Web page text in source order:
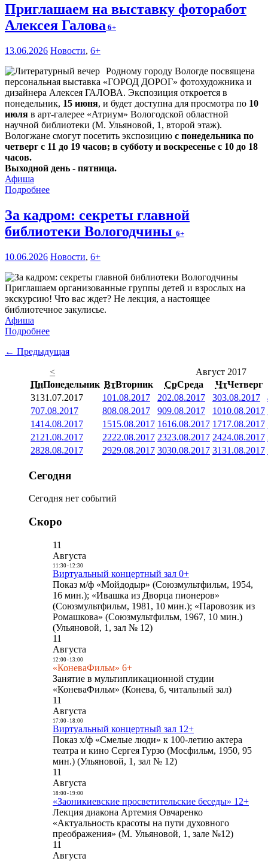
Приглашаем на выставку фоторабот
Алексея Галова 6+
13.06.2026 Новости, 6+
Родному городу Вологде посвящена
персональная выставка «ГОРОД ДОРОГ» фотохудожника и
дизайнера Алексея ГАЛОВА. Экспозиция откроется в
понедельник, 15 июня, и будет доступна для просмотра по 10
июля в арт-галерее «Атриум» Вологодской областной
научной библиотеки (М. Ульяновой, 1, второй этаж).
Вологжане смогут посетить экспозицию с понедельника по
четверг с 11 до 19 часов; в субботу и воскресенье с 10 до 18
часов.
Выходной день - пятница.
Афиша
Подробнее
За кадром: секреты главной
библиотеки Вологодчины 6+
10.06.2026 Новости, 6+
Приглашаем организованные группы детей и взрослых на
экскурсию! Что вас ждет? Не лекция, а настоящее
библиотечное закулисье.
Афиша
Подробнее
← Предыдущая
<
Август 2017
ПнПонедельник ВтВторник СрСреда ЧтЧетверг
3131.07.2017 101.08.2017 202.08.2017 303.08.2017
707.08.2017 808.08.2017 909.08.2017 1010.08.2017
1414.08.2017 1515.08.2017 1616.08.2017 1717.08.2017
21 21.08.2017 2222.08.2017 2323.08.2017 2424.08.2017
2828.08.2017 2929.08.2017 3030.08.2017 3131.08.2017
Сегодня
Сегодня нет событий
Скоро
11
Августа
11:30- 12:30
Виртуальный концертный зал 0+
Показ м/ф «Мойдодыр» (Союзмультфильм, 1954,
16 мин.); «Ивашка из Дворца пионеров»
(Союзмультфильм, 1981, 10 мин.); «Паровозик из
Ромашкова» (Союзмультфильм, 1967, 10 мин.)
(Ульяновой, 1, зал № 12)
11
Августа
12:00- 13:00
«КоневаФильм» 6+
Занятие в мультипликационной студии
«КоневаФильм» (Конева, 6, читальный зал)
11
Августа
17:00- 18:00
Виртуальный концертный зал 12+
Показ х/ф «Смелые люди» к 100-летию актера
театра и кино Сергея Гурзо (Мосфильм, 1950, 95
мин.) (Ульяновой, 1, зал № 12)
11
Августа
18:00- 19:00
«Заоникиевские просветительские беседы» 12+
Лекция диакона Артемия Овчаренко
«Актуальность красоты на пути духовного
преображения» (М. Ульяновой, 1, зале №12)
11
Августа